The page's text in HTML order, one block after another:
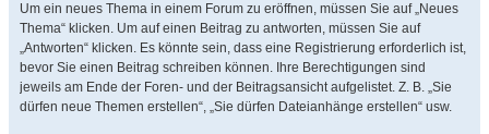
Um ein neues Thema in einem Forum zu eröffnen, müssen Sie auf „Neues
Thema“ klicken. Um auf einen Beitrag zu antworten, müssen Sie auf
„Antworten“ klicken. Es könnte sein, dass eine Registrierung erforderlich ist,
bevor Sie einen Beitrag schreiben können. Ihre Berechtigungen sind
jeweils am Ende der Foren- und der Beitragsansicht aufgelistet. Z. B. „Sie
dürfen neue Themen erstellen“, „Sie dürfen Dateianhänge erstellen“ usw.